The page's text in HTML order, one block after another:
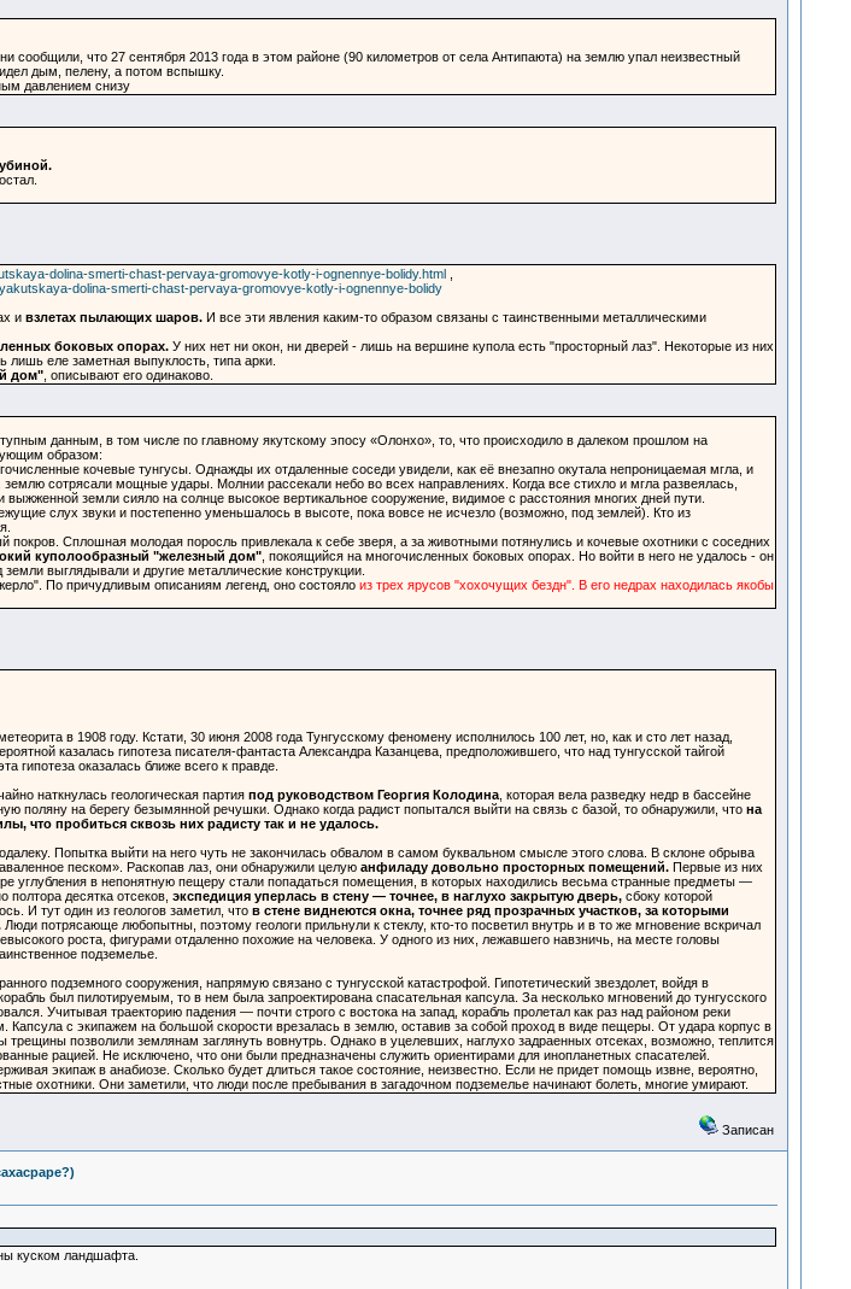
сообщили, что 27 сентября 2013 года в этом районе (90 километров от села Антипаюта) на землю упал неизвестный
дым, пелену, а потом вспышку.
давлением снизу
dolina-smerti-chast-pervaya-gromovye-kotly-i-ognennye-bolidy.html
dolina-smerti-chast-pervaya-gromovye-kotly-i-ognennye-bolidy
и взлетах пылающих шаров.И все эти явления каким-то образом связаны с таинственными металлическими
боковых опорах.У них нет ни окон, ни дверей - лишь на вершине купола есть "просторный лаз". Некоторые из них
лишь еле заметная выпуклость, типа арки.
дом", описывают его одинаково.
данным, в том числе по главному якутскому эпосу «Олонхо», то, что происходило в далеком прошлом на
образом:
кочевые тунгусы. Однажды их отдаленные соседи увидели, как её внезапно окутала непроницаемая мгла, и
сотрясали мощные удары. Молнии рассекали небо во всех направлениях. Когда все стихло и мгла развеялась,
земли сияло на солнце высокое вертикальное сооружение, видимое с расстояния многих дней пути.
слух звуки и постепенно уменьшалось в высоте, пока вовсе не исчезло (возможно, под землей). Кто из
Сплошная молодая поросль привлекала к себе зверя, а за животными потянулись и кочевые охотники с соседних
куполообразный "железный дом", покоящийся на многочисленных боковых опорах. Но войти в него не удалось - он
выглядывали и другие металлические конструкции.
По причудливым описаниям легенд, оно состояло из трех ярусов "хохочущих бездн". В его недрах находилась якобы
в 1908 году. Кстати, 30 июня 2008 года Тунгусскому феномену исполнилось 100 лет, но, как и сто лет назад,
казалась гипотеза писателя-фантаста Александра Казанцева, предположившего, что над тунгусской тайгой
гипотеза оказалась ближе всего к правде.
наткнулась геологическая партия под руководством Георгия Колодина, которая вела разведку недр в бассейне
поляну на берегу безымянной речушки. Однако когда радист попытался выйти на связь с базой, то обнаружили, что на
что пробиться сквозь них радисту так и не удалось.
Попытка выйти на него чуть не закончилась обвалом в самом буквальном смысле этого слова. В склоне обрыва
песком». Раскопав лаз, они обнаружили целую анфиладу довольно просторных помещений. Первые из них
углубления в непонятную пещеру стали попадаться помещения, в которых находились весьма странные предметы —
десятка отсеков, экспедиция уперлась в стену — точнее, в наглухо закрытую дверь,сбоку которой
И тут один из геологов заметил, что в стене виднеются окна, точнее ряд прозрачных участков, за которыми
Люди потрясающе любопытны, поэтому геологи прильнули к стеклу, кто-то посветил внутрь и в то же мгновение вскричал
роста, фигурами отдаленно похожие на человека. У одного из них, лежавшего навзничь, на месте головы
подземелье.
подземного сооружения, напрямую связано с тунгусской катастрофой. Гипотетический звездолет, войдя в
был пилотируемым, то в нем была запроектирована спасательная капсула. За несколько мгновений до тунгусского
Учитывая траекторию падения — почти строго с востока на запад, корабль пролетал как раз над районом реки
с экипажем на большой скорости врезалась в землю, оставив за собой проход в виде пещеры. От удара корпус в
позволили землянам заглянуть вовнутрь. Однако в уцелевших, наглухо задраенных отсеках, возможно, теплится
рацией. Не исключено, что они были предназначены служить ориентирами для инопланетных спасателей.
экипаж в анабиозе. Сколько будет длиться такое состояние, неизвестно. Если не придет помощь извне, вероятно,
охотники. Они заметили, что люди после пребывания в загадочном подземелье начинают болеть, многие умирают.
Записан
куском ландшафта.